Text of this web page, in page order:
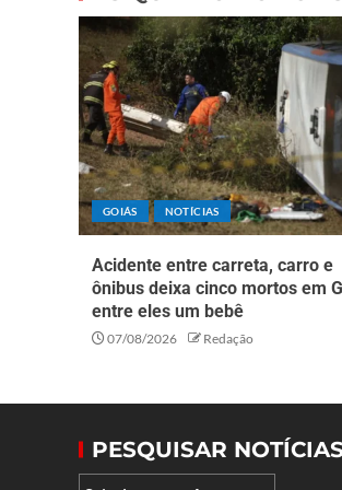
GOIÁS NOTÍCIAS
Acidente entre carreta, carro e
ônibus deixa cinco mortos em
entre eles um bebê
07/08/2026 Redação
PESQUISAR